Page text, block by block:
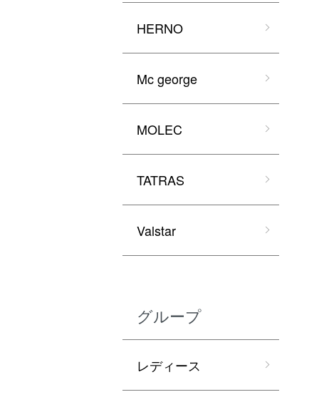
HERNO
Mc george
MOLEC
TATRAS
Valstar
グループ
レディース